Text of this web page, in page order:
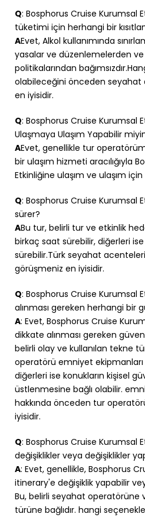
Q: Bosphorus Cruise Kurumsal
tüketimi için herhangi bir
AEvet, Alkol kullanımında
yasalar ve düzenlemelerden
politikalarından
olabileceğini önceden
en iyisidir.
Q: Bosphorus Cruise Kurumsal
Ulaşmaya Ulaşım Yapabilir
AEvet, genellikle tur
bir ulaşım hizmeti aracılığıyla
Etkinliğine ulaşım ve ulaşım
Q: Bosphorus Cruise Kurumsal
sürer?
ABu tur, belirli tur ve etkinlik
birkaç saat sürebilir, diğerleri
sürebilir.Türk seyahat
görüşmeniz en iyisidir.
Q: Bosphorus Cruise Kurumsal
alınması gereken herhangi bir
A: Evet, Bosphorus Cruise
dikkate alınması gereken
belirli olay ve kullanılan tekne
operatörü emniyet
diğerleri ise konukların kişisel
üstlenmesine bağlı olabilir.
hakkında önceden tur
iyisidir.
Q: Bosphorus Cruise Kurumsal
değişiklikler veya değişiklikler
A: Evet, genellikle, Bosphorus
itinerary'e değişiklik yapabilir
Bu, belirli seyahat operatörüne
türüne bağlıdır. hangi